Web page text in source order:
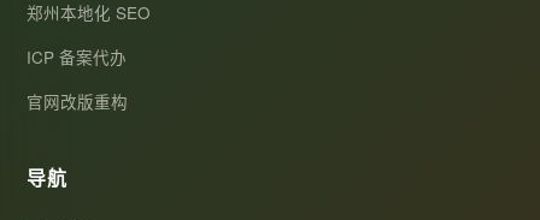
郑州本地化 SEO
ICP 备案代办
官网改版重构
导航